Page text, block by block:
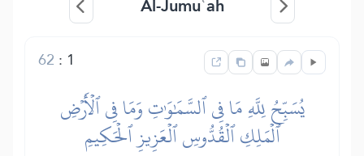
1
:
62
يُسَبِّحُ لِلَّهِ مَا فِي ٱلسَّمَٰوَٰتِ وَمَا فِي ٱلۡأَرۡضِ
ٱلۡمَلِكِ ٱلۡقُدُّوسِ ٱلۡعَزِيزِ ٱلۡحَكِيمِ